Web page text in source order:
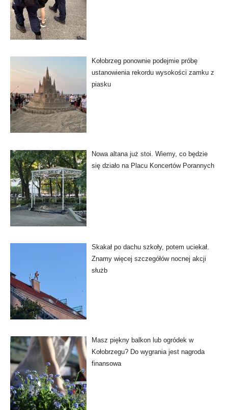
Kołobrzeg ponownie podejmie próbę
ustanowienia rekordu wysokości zamku z
piasku
Nowa altana już stoi. Wiemy, co będzie
się działo na Placu Koncertów Porannych
Skakał po dachu szkoły, potem uciekał.
Znamy więcej szczegółów nocnej akcji
służb
Masz piękny balkon lub ogródek w
Kołobrzegu? Do wygrania jest nagroda
finansowa